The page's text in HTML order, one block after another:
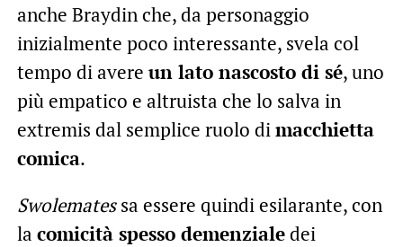
anche Braydin che, da personaggio
inizialmente poco interessante, svela col
tempo di avere un lato nascosto di sé, uno
più empatico e altruista che lo salva in
extremis dal semplice ruolo di macchietta
comica.
Swolematessa essere quindi esilarante, con
la comicità spesso demenzialedei